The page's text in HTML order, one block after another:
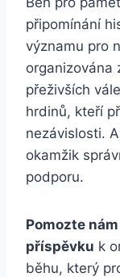
připomínání
významu pro
organizována
přeživších
hrdinů, kteří
nezávislosti.
okamžik
podporu.
Pomozte
příspěvku k
běhu, který